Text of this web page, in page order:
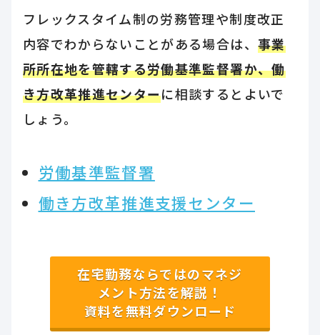
フレックスタイム制の労務管理や制度改正
内容でわからないことがある場合は、 事業
所所在地を管轄する労働基準監督署か、働
き方改革推進センターに相談するとよいで
しょう。
労働基準監督署
働き方改革推進支援センター
在宅勤務ならではのマネジ
メント方法を解説！
資料を無料ダウンロード